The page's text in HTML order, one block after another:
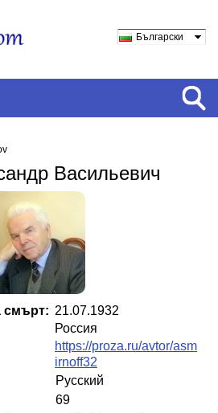
Български
Васильевич
смърт: 21.07.1932
Россия
https://proza.ru/avtor/asm
irnoff32
Русский
69